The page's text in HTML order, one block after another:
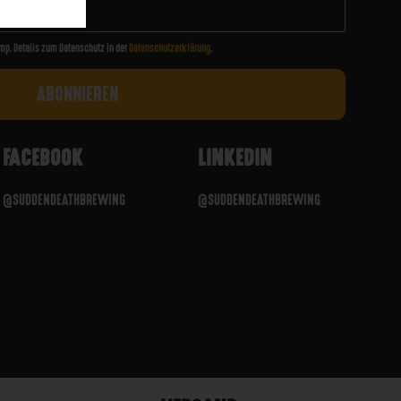
Details zum Datenschutz in der Datenschutzerklärung.
FACEBOOK
@SUDDENDEATHBREWING
LINKEDIN
@SUDDENDEATHBREWING